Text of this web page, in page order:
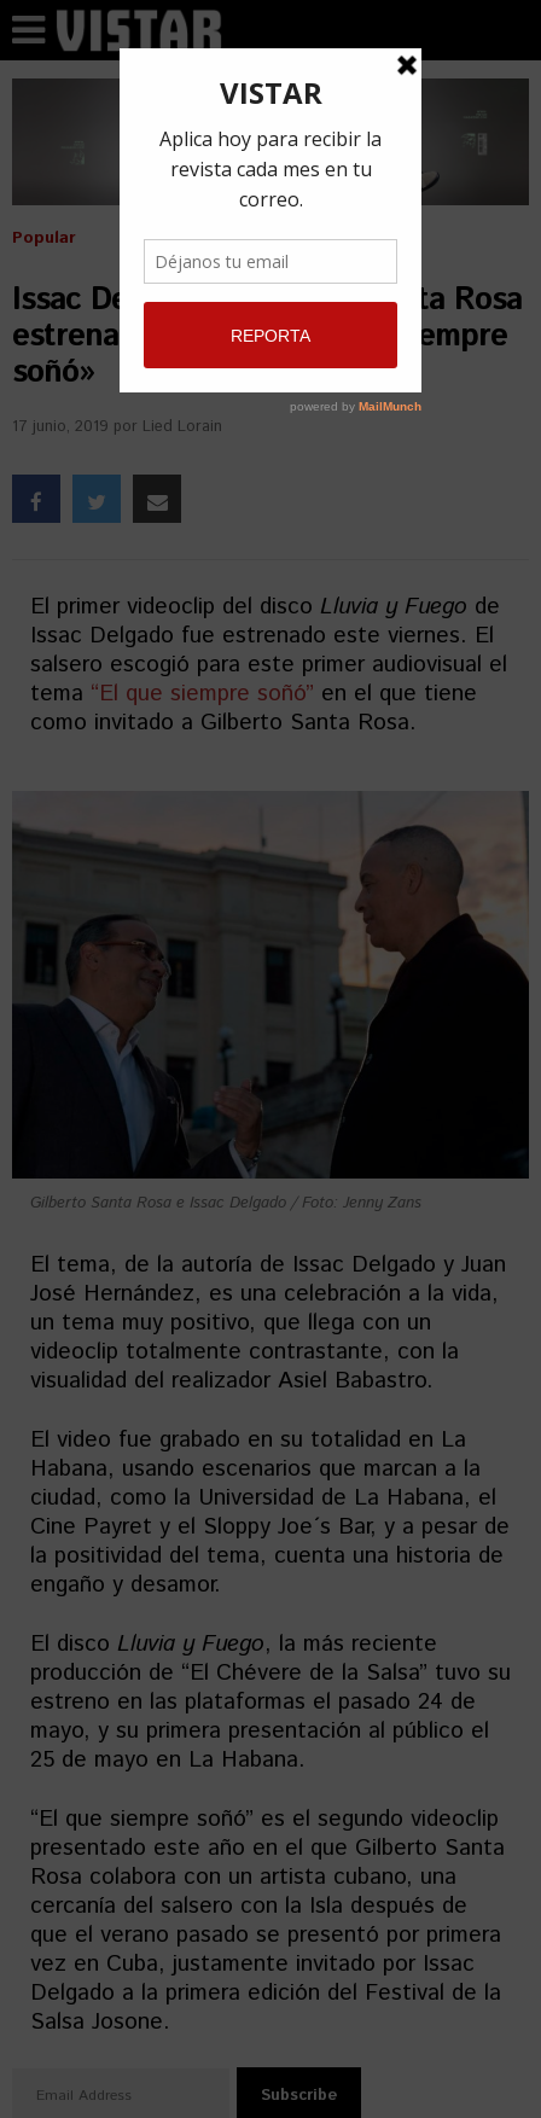
Popular
Issac Delgado y Gilberto Santa Rosa
estrenan videoclip «El que siempre
soñó»
17 junio, 2019 por Lied Lorain
El primer videoclip del disco Lluvia y Fuego de
Issac Delgado fue estrenado este viernes. El
salsero escogió para este primer audiovisual el
tema “El que siempre soñó” en el que tiene
como invitado a Gilberto Santa Rosa.
Gilberto Santa Rosa e Issac Delgado / Foto: Jenny Zans
El tema, de la autoría de Issac Delgado y Juan
José Hernández, es una celebración a la vida,
un tema muy positivo, que llega con un
videoclip totalmente contrastante, con la
visualidad del realizador Asiel Babastro.
El video fue grabado en su totalidad en La
Habana, usando escenarios que marcan a la
ciudad, como la Universidad de La Habana, el
Cine Payret y el Sloppy Joe´s Bar, y a pesar de
la positividad del tema, cuenta una historia de
engaño y desamor.
El disco Lluvia y Fuego, la más reciente
producción de “El Chévere de la Salsa” tuvo su
estreno en las plataformas el pasado 24 de
mayo, y su primera presentación al público el
25 de mayo en La Habana.
“El que siempre soñó” es el segundo videoclip
presentado este año en el que Gilberto Santa
Rosa colabora con un artista cubano, una
cercanía del salsero con la Isla después de
que el verano pasado se presentó por primera
vez en Cuba, justamente invitado por Issac
Delgado a la primera edición del Festival de la
Salsa Josone.